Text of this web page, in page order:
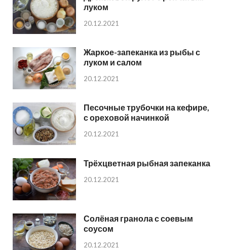
луком
20.12.2021
Жаркое-запеканка из рыбы с
луком и салом
20.12.2021
Песочные трубочки на кефире,
с ореховой начинкой
20.12.2021
Трёхцветная рыбная запеканка
20.12.2021
Солёная гранола с соевым
соусом
20.12.2021